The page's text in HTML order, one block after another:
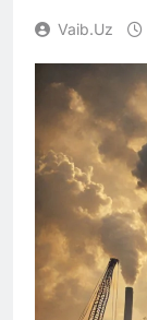
Vaib.uz